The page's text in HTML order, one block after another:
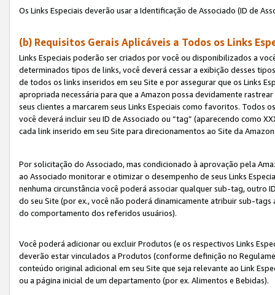
Os Links Especiais deverão usar a Identificação de Associado (ID de
(b) Requisitos Gerais Aplicáveis a Todos os Links
Links Especiais poderão ser criados por você ou disponibilizados a
determinados tipos de links, você deverá cessar a exibição desses
de todos os links inseridos em seu Site e por assegurar que os Links
apropriada necessária para que a Amazon possa devidamente
seus clientes a marcarem seus Links Especiais como favoritos. Todos
você deverá incluir seu ID de Associado ou “tag” (aparecendo como
cada link inserido em seu Site para direcionamentos ao Site da
Por solicitação do Associado, mas condicionado à aprovação pela
ao Associado monitorar e otimizar o desempenho de seus Links
nenhuma circunstância você poderá associar qualquer sub-tag,
do seu Site (por ex., você não poderá dinamicamente atribuir sub-
do comportamento dos referidos usuários).
Você poderá adicionar ou excluir Produtos (e os respectivos Links
deverão estar vinculados a Produtos (conforme definição no
conteúdo original adicional em seu Site que seja relevante ao Link
ou a página inicial de um departamento (por ex. Alimentos e Bebidas).